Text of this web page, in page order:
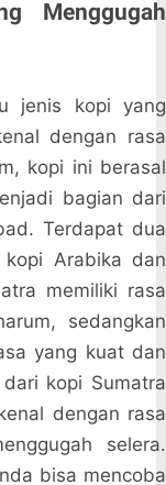
Menggugah
jenis kopi yang
dengan rasa
kopi ini berasal
bagian dari
Terdapat dua
Arabika dan
memiliki rasa
sedangkan
yang kuat dan
kopi Sumatra
dengan rasa
selera.
bisa mencoba